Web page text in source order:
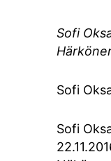
Sofi
Sofi
Sofi